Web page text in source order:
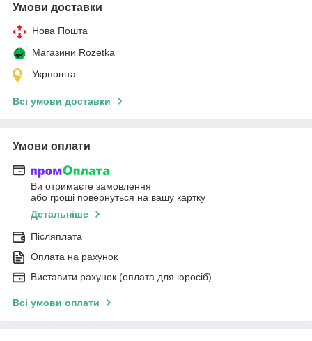
Умови доставки
Нова Пошта
Магазини Rozetka
Укрпошта
Всі умови доставки
Умови оплати
Ви отримаєте замовлення
або гроші повернуться на вашу картку
Детальніше
Післяплата
Оплата на рахунок
Виставити рахунок (оплата для юросіб)
Всі умови оплати